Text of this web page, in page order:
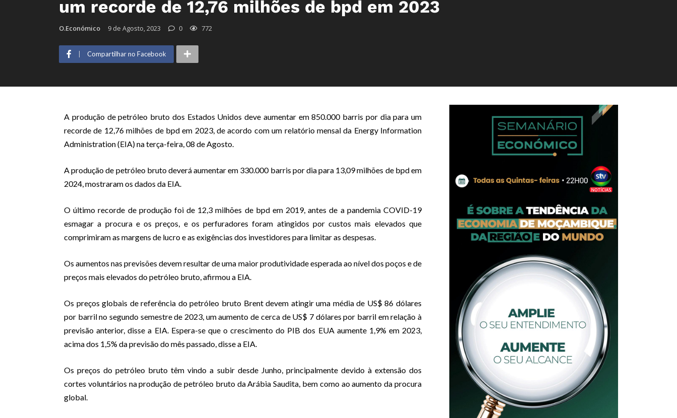
um recorde de 12,76 milhões de bpd em 2023
O.Económico 9 de Agosto, 2023 0 772
Compartilhar no Facebook
A produção de petróleo bruto dos Estados Unidos deve aumentar em 850.000 barris por dia para um
recorde de 12,76 milhões de bpd em 2023, de acordo com um relatório mensal da Energy Information
Administration (EIA) na terça-feira, 08 de Agosto.
A produção de petróleo bruto deverá aumentar em 330.000 barris por dia para 13,09 milhões de bpd em
2024, mostraram os dados da EIA.
O último recorde de produção foi de 12,3 milhões de bpd em 2019, antes de a pandemia COVID-19
esmagar a procura e os preços, e os perfuradores foram atingidos por custos mais elevados que
comprimiram as margens de lucro e as exigências dos investidores para limitar as despesas.
Os aumentos nas previsões devem resultar de uma maior produtividade esperada ao nível dos poços e de
preços mais elevados do petróleo bruto, afirmou a EIA.
Os preços globais de referência do petróleo bruto Brent devem atingir uma média de US$ 86 dólares
por barril no segundo semestre de 2023, um aumento de cerca de US$ 7 dólares por barril em relação à
previsão anterior, disse a EIA. Espera-se que o crescimento do PIB dos EUA aumente 1,9% em 2023,
acima dos 1,5% da previsão do mês passado, disse a EIA.
Os preços do petróleo bruto têm vindo a subir desde Junho, principalmente devido à extensão dos
cortes voluntários na produção de petróleo bruto da Arábia Saudita, bem como ao aumento da procura
global.